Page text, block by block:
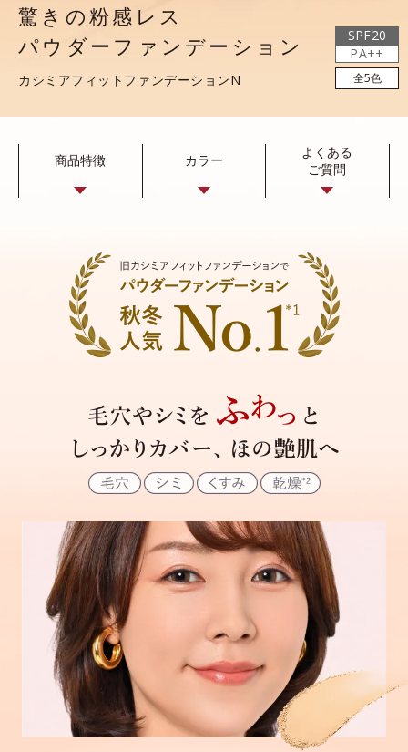
驚きの粉感レス
パウダーファンデーション
カシミアフィットファンデーションN
SPF20
PA++
全5色
商品特徴 カラー
よくある
ご質問